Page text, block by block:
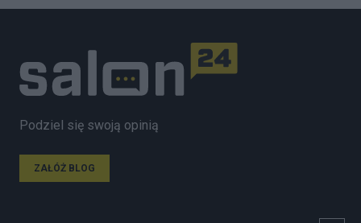
Podziel się swoją opinią
ZAŁÓŻ BLOG